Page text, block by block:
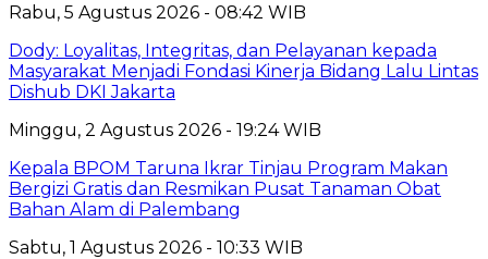
Rabu, 5 Agustus 2026 - 08:42 WIB
Dody: Loyalitas, Integritas, dan Pelayanan kepada
Masyarakat Menjadi Fondasi Kinerja Bidang Lalu Lintas
Dishub DKI Jakarta
Minggu, 2 Agustus 2026 - 19:24 WIB
Kepala BPOM Taruna Ikrar Tinjau Program Makan
Bergizi Gratis dan Resmikan Pusat Tanaman Obat
Bahan Alam di Palembang
Sabtu, 1 Agustus 2026 - 10:33 WIB